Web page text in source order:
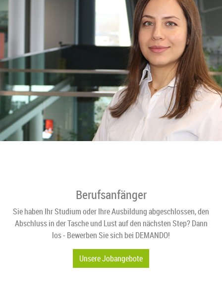
Berufsanfänger
Sie haben Ihr Studium oder Ihre Ausbildung abgeschlossen, den
Abschluss in der Tasche und Lust auf den nächsten Step? Dann
los ‒ Bewerben Sie sich bei DEMANDO!
Unsere Jobangebote